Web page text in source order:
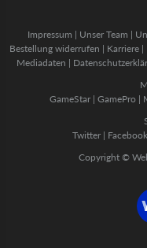
Impressum | Unser Team |
Bestellung widerrufen | Karriere |
Mediadaten |
GameStar| GamePro |
Twitter | Facebook
Copyright ©